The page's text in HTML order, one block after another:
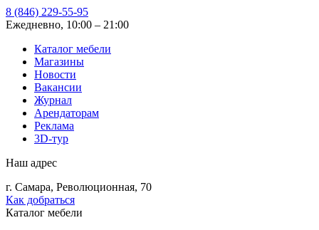
8 (846) 229-55-95
Ежедневно, 10:00 – 21:00
Каталог мебели
Магазины
Новости
Вакансии
Журнал
Арендаторам
Реклама
3D-тур
Наш адрес
г. Самара, Революционная, 70
Как добраться
Каталог мебели